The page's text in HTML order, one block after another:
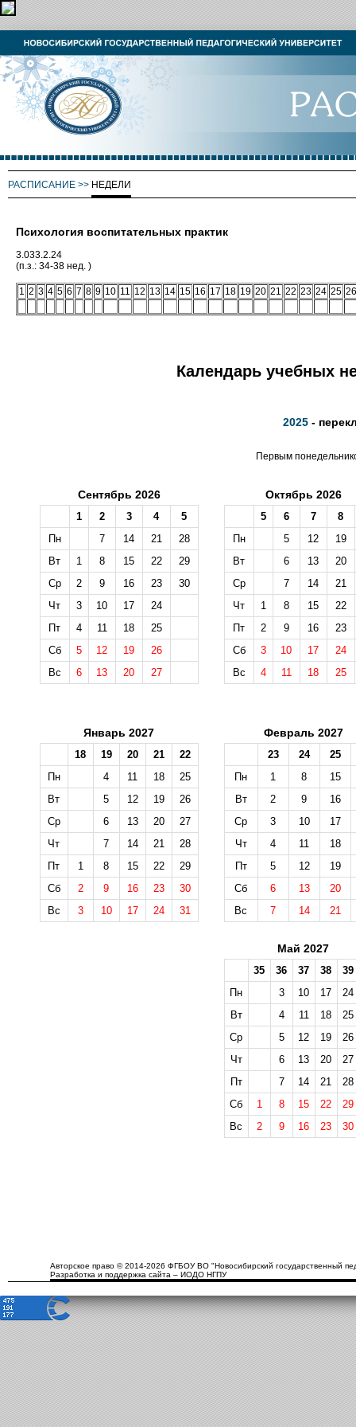
РАСПИСАНИЕ >> НЕДЕЛИ
Психология воспитательных практик
3.033.2.24
(п.з.: 34-38 нед. )
1 2 3 4 5 6 7 8 9 10 11 12 13 14 15 16 17 18 19 20 21 22 23 24 25 26
Календарь учебных
2025 -
Первым
Сентябрь 2026
1 2 3 4
5
Пн
7 14 21
28
Вт
1 8 15 22
29
Ср
2 9 16 23
30
Чт
3 10 17
24
Пт
4 11 18
25
Сб
5 12 19
26
Вс
6 13 20 27
Октябрь 2026
5 6 7
8
Пн
5 12
19
Вт
6 13
20
Ср
7 14
21
Чт
1 8 15
22
Пт
2 9 16
23
Сб
3 10 17
24
Вс
4 11 18 25
Январь 2027
18 19 20 21
22
Пн
4 11 18
25
Вт
5 12 19
26
Ср
6 13 20
27
Чт
7 14 21
28
Пт
1 8 15 22
29
Сб
2 9 16 23
30
Вс
3 10 17 24 31
Февраль 2027
23 24
25
Пн
1 8
15
Вт
2 9
16
Ср
3 10
17
Чт
4 11
18
Пт
5 12
19
Сб
6 13
20
Вс
7 14 21
Май 2027
35 36 37 38
39
Пн
3 10 17
24
Вт
4 11 18
25
Ср
5 12 19
26
Чт
6 13 20
27
Пт
7 14 21
28
Сб
1 8 15 22
29
Вс
2 9 16 23 30
Авторское право © 2014-2026 ФГБОУ ВО "Новосибирский государственный
Разработка и поддержка сайта – ИОДО НГПУ